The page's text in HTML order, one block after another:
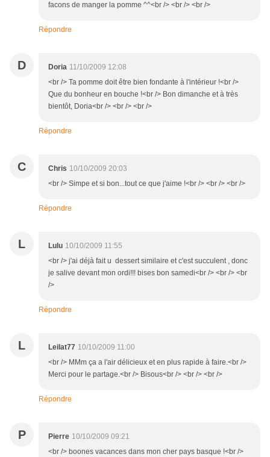
facons de manger la pomme ^^<br /> <br /> <br />
Répondre
D Doria 11/10/2009 12:08
<br /> Ta pomme doit être bien fondante à l'intérieur !<br />
Que du bonheur en bouche !<br /> Bon dimanche et à très
bientôt, Doria<br /> <br /> <br />
Répondre
C Chris 10/10/2009 20:03
<br /> Simpe et si bon...tout ce que j'aime !<br /> <br /> <br />
Répondre
L Lulu 10/10/2009 11:55
<br /> j'ai déjà fait u dessert similaire et c'est succulent , donc
je salive devant mon ordi!!! bises bon samedi<br /> <br /> <br
/>
Répondre
L Leilat77 10/10/2009 11:00
<br /> MMm ça a l'air délicieux et en plus rapide à faire.<br />
Merci pour le partage.<br /> Bisous<br /> <br /> <br />
Répondre
P Pierre 10/10/2009 09:21
<br /> boones vacances dans mon cher pays basque !<br />